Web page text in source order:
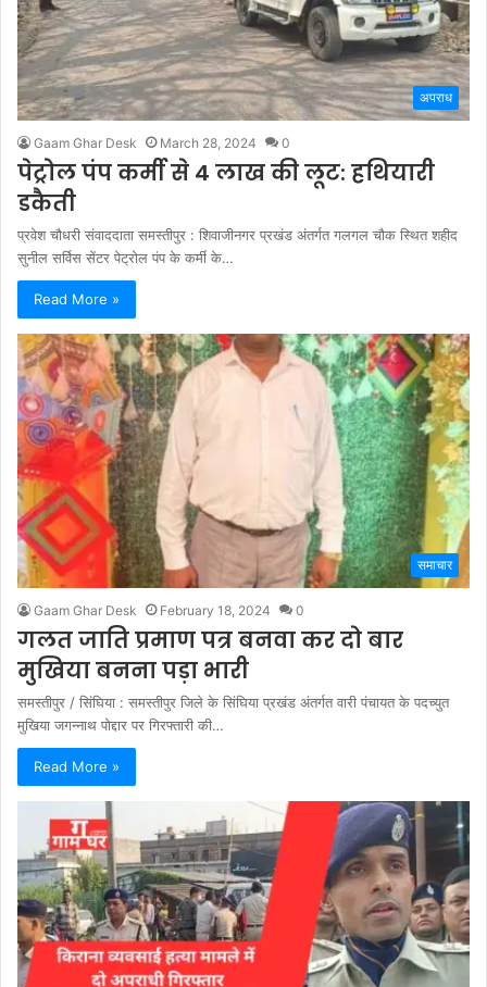
अपराध
Gaam Ghar Desk March 28, 2024 0
पेट्रोल पंप कर्मी से 4 लाख की लूट: हथियारी
डकैती
प्रवेश चौधरी संवाददाता समस्तीपुर : शिवाजीनगर प्रखंड अंतर्गत गलगल चौक स्थित शहीद
सुनील सर्विस सेंटर पेट्रोल पंप के कर्मी के…
Read More »
समाचार
Gaam Ghar Desk February 18, 2024 0
गलत जाति प्रमाण पत्र बनवा कर दो बार
मुखिया बनना पड़ा भारी
समस्तीपुर / सिंघिया : समस्तीपुर जिले के सिंघिया प्रखंड अंतर्गत वारी पंचायत के पदच्युत
मुखिया जगन्नाथ पोद्दार पर गिरफ्तारी की…
Read More »